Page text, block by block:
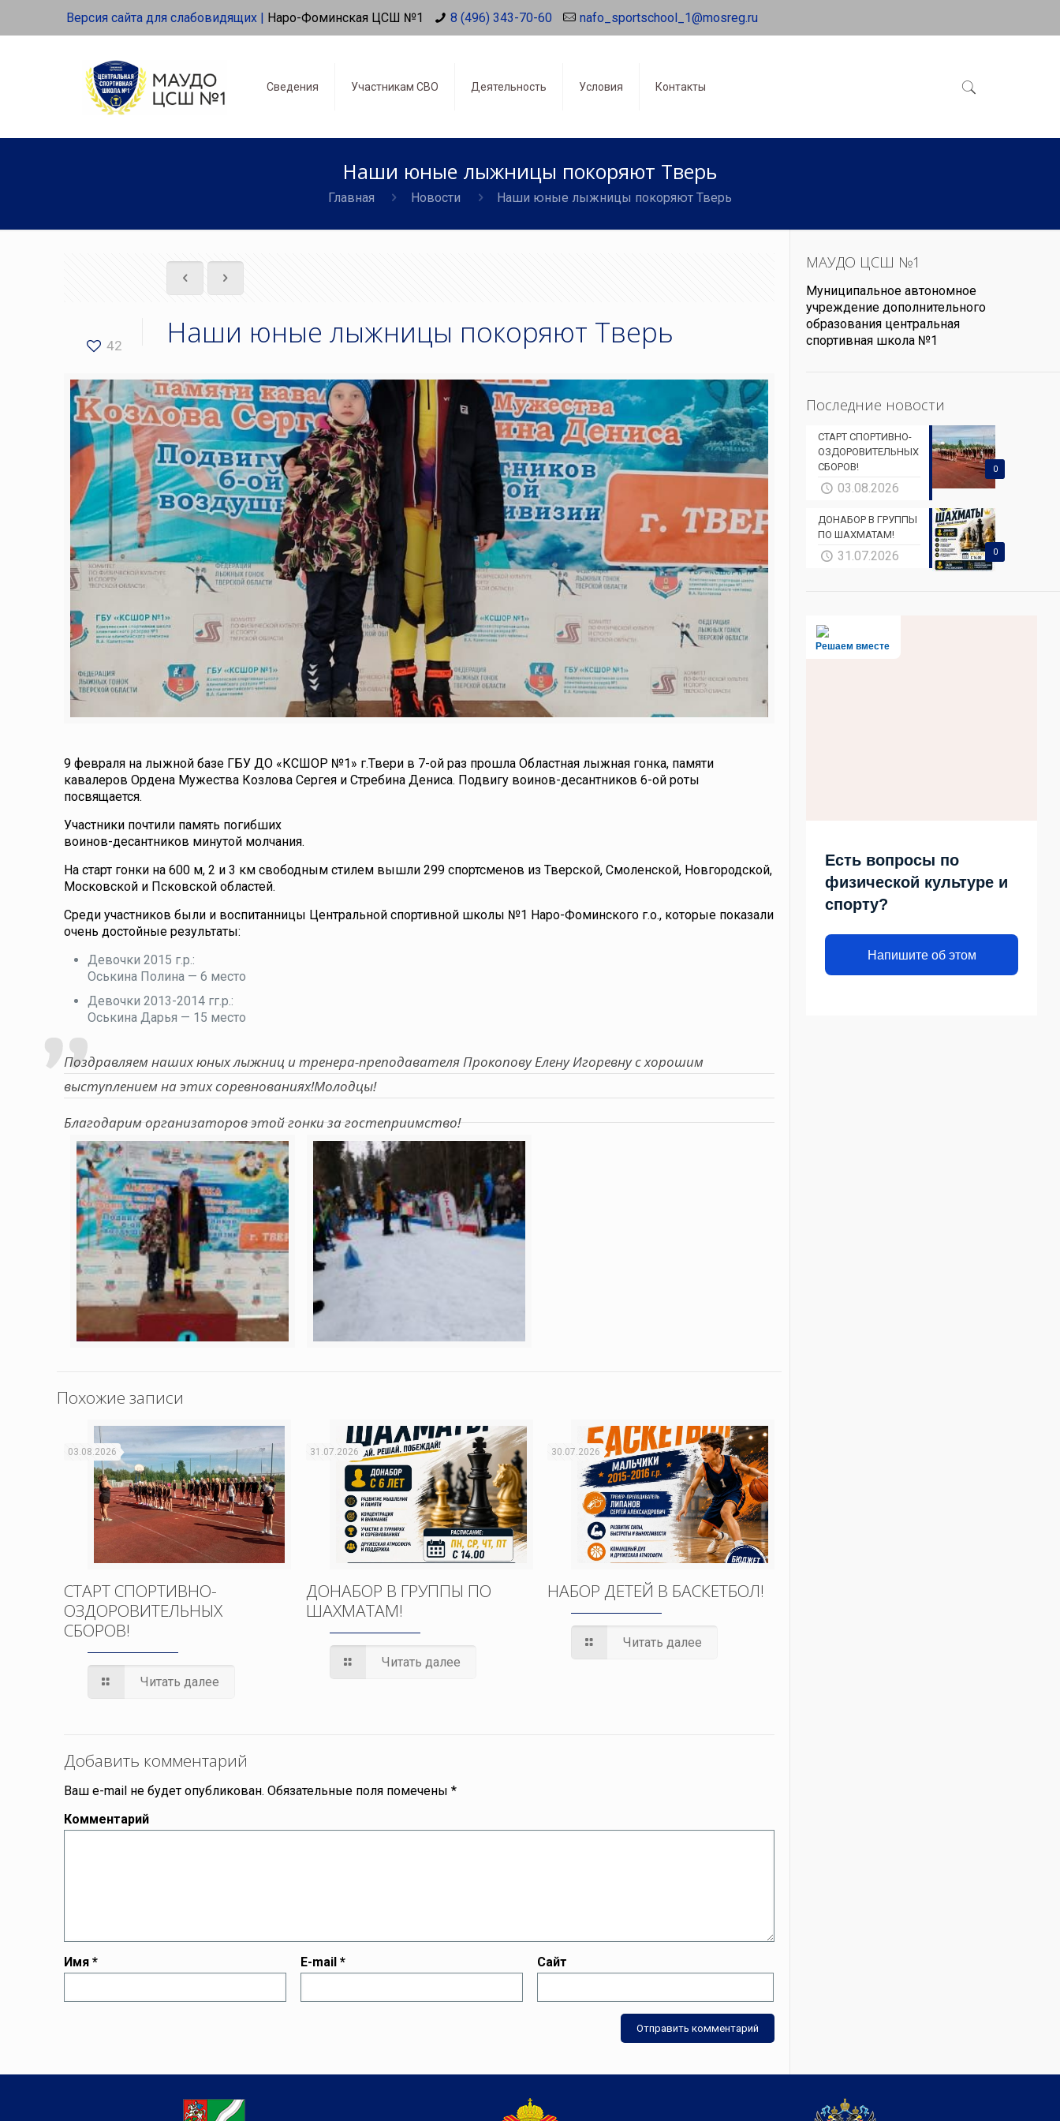
Версия сайта для слабовидящих | Наро-Фоминская ЦСШ №1 8 (496) 343-70-60 nafo_sportschool_1@mosreg.ru
Сведения Участникам СВО Деятельность Условия Контакты
Наши юные лыжницы покоряют Тверь
Главная Новости Наши юные лыжницы покоряют Тверь
42 Наши юные лыжницы покоряют Тверь
9 февраля на лыжной базе ГБУ ДО «КСШОР №1» г.Твери в 7-ой раз прошла Областная лыжная гонка, памяти
кавалеров Ордена Мужества Козлова Сергея и Стребина Дениса. Подвигу воинов-десантников 6-ой роты
посвящается.
Участники почтили память погибших
воинов-десантников минутой молчания.
На старт гонки на 600 м, 2 и 3 км свободным стилем вышли 299 спортсменов из Тверской, Смоленской, Новгородской,
Московской и Псковской областей.
Среди участников были и воспитанницы Центральной спортивной школы №1 Наро-Фоминского г.о., которые показали
очень достойные результаты:
Девочки 2015 г.р.:
Оськина Полина — 6 место
Девочки 2013-2014 гг.р.:
Оськина Дарья — 15 место
Поздравляем наших юных лыжниц и тренера-преподавателя Прокопову Елену Игоревну с хорошим
выступлением на этих соревнованиях!Молодцы!
Благодарим организаторов этой гонки за гостеприимство!
Похожие записи
03.08.2026
СТАРТ СПОРТИВНО-
ОЗДОРОВИТЕЛЬНЫХ
СБОРОВ!
Читать далее
31.07.2026
ДОНАБОР В ГРУППЫ ПО
ШАХМАТАМ!
Читать далее
30.07.2026
НАБОР ДЕТЕЙ В БАСКЕТБОЛ!
Читать далее
Добавить комментарий
Ваш e-mail не будет опубликован. Обязательные поля помечены*
Комментарий
Имя* E-mail* Сайт
МАУДО ЦСШ №1
Муниципальное автономное
учреждение дополнительного
образования центральная
спортивная школа №1
Последние новости
0
СТАРТ СПОРТИВНО-
ОЗДОРОВИТЕЛЬНЫХ
СБОРОВ!
03.08.2026
0
ДОНАБОР В ГРУППЫ
ПО ШАХМАТАМ!
31.07.2026
Решаем вместе
Есть вопросы по
физической культуре и
спорту?
Напишите об этом